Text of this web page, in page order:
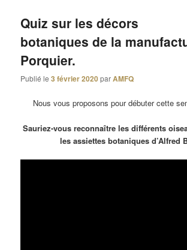
Quiz sur les décors
botaniques de la
Porquier.
Publié le3 février 2020parAMFQ
Nous vous proposons pour débuter cette
Sauriez-vous reconnaître les différents
les assiettes botaniques d’Alfred